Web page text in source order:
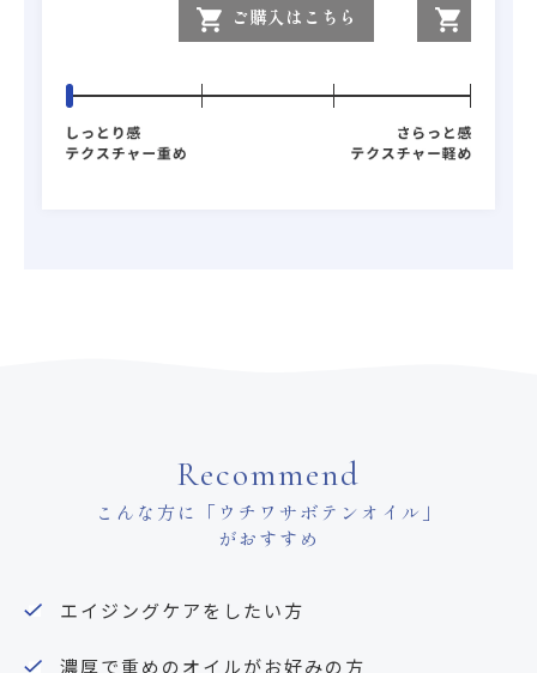
shopping_cart ご購入はこちら shopping_cart
Recommend
こんな方に「ウチワサボテンオイル」
がおすすめ
エイジングケアをしたい方
濃厚で重めのオイルがお好みの方